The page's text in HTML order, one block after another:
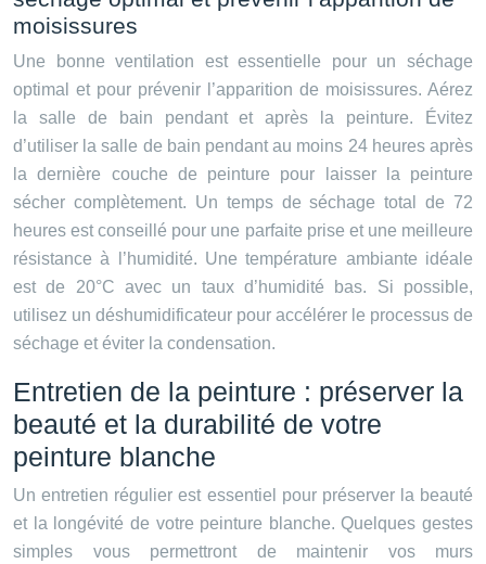
moisissures
Une bonne ventilation est essentielle pour un séchage
optimal et pour prévenir l’apparition de moisissures. Aérez
la salle de bain pendant et après la peinture. Évitez
d’utiliser la salle de bain pendant au moins 24 heures après
la dernière couche de peinture pour laisser la peinture
sécher complètement. Un temps de séchage total de 72
heures est conseillé pour une parfaite prise et une meilleure
résistance à l’humidité. Une température ambiante idéale
est de 20°C avec un taux d’humidité bas. Si possible,
utilisez un déshumidificateur pour accélérer le processus de
séchage et éviter la condensation.
Entretien de la peinture : préserver la
beauté et la durabilité de votre
peinture blanche
Un entretien régulier est essentiel pour préserver la beauté
et la longévité de votre peinture blanche. Quelques gestes
simples vous permettront de maintenir vos murs